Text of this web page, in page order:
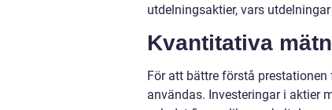
utdelningsaktier, vars
Kvantitativa
För att bättre förstå
användas. Investeringar i aktier